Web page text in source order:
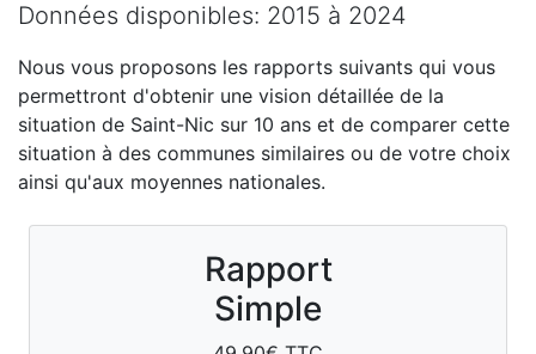
Données disponibles: 2015 à 2024
Nous vous proposons les rapports suivants qui vous
permettront d'obtenir une vision détaillée de la
situation de Saint-Nic sur 10 ans et de comparer cette
situation à des communes similaires ou de votre choix
ainsi qu'aux moyennes nationales.
Rapport
Simple